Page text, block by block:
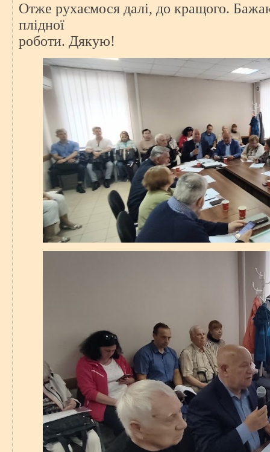
Отже рухаємося далі, до кращого.
плідної
роботи. Дякую!